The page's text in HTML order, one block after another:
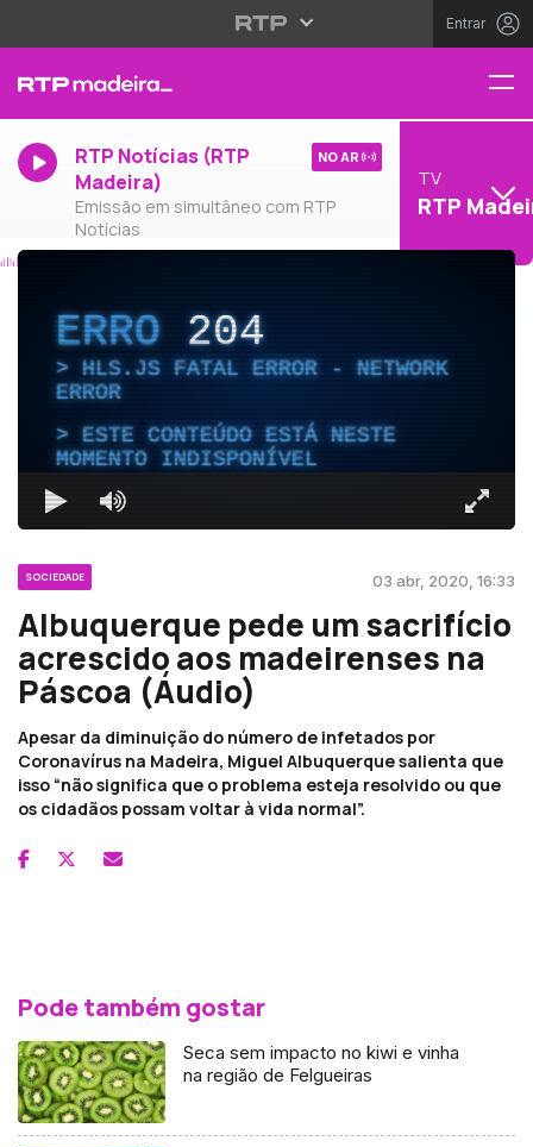
Entrar
RTP Notícias (RTP
Madeira)
Emissão em simultâneo com RTP
Notícias
NO AR
TV
RTP
ERRO204
HLS.JS FATAL ERROR - NETWORK
ERROR
ESTE CONTEÚDO ESTÁ NESTE
MOMENTO INDISPONÍVEL
SOCIEDADE 03 abr, 2020, 16:33
Albuquerque pede um sacrifício
acrescido aos madeirenses na
Páscoa (Áudio)
Apesar da diminuição do número de infetados por
Coronavírus na Madeira, Miguel Albuquerque salienta que
isso “não significa que o problema esteja resolvido ou que
os cidadãos possam voltar à vida normal”.
Pode também gostar
Seca sem impacto no kiwi e vinha
na região de Felgueiras